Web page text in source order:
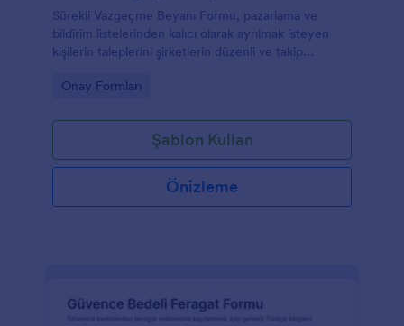
Sürekli Vazgeçme Beyanı Formu, pazarlama ve
bildirim listelerinden kalıcı olarak ayrılmak isteyen
kişilerin taleplerini şirketlerin düzenli ve takip
Go to Category:
Onay Formları
Şablon Kullan
Önizleme